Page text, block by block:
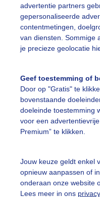
advertentie partners
gepersonaliseerde
contentmetingen,
van diensten. Sommige
je precieze geolocatie
Geef toestemming of
Door op "Gratis" te
bovenstaande
doeleinde toestemming
voor een
Premium” te klikken.
Jouw keuze geldt enkel
opnieuw aanpassen of
onderaan onze website
Lees meer in ons
slideshow
vragen